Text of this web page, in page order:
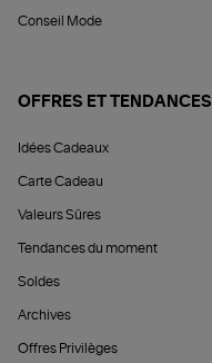
Conseil Mode
OFFRES ET TENDANCES
Idées Cadeaux
Carte Cadeau
Valeurs Sûres
Tendances du moment
Soldes
Archives
Offres Privilèges